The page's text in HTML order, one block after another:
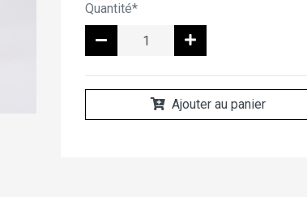
Quantité*
Ajouter au panier